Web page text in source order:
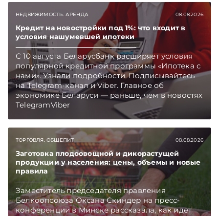
НЕДВИЖИМОСТЬ. АРЕНДА 08.08.2026
Кредит на новостройки под 1%: что входит в
условия нашумевшей ипотеки
С 10 августа Беларусбанк расширяет условия
популярной кредитной программы «Ипотека с
нами». Узнали подробности. Подписывайтесь
на Telegram‑канал и Viber. Главное об
экономике Беларуси — раньше, чем в новостях
TelegramViber
ТОРГОВЛЯ. ОБЩЕПИТ 08.08.2026
Заготовка плодоовощной и дикорастущей
продукции у населения: цены, объемы и новые
правила
Заместитель председателя правления
Белкоопсоюза Оксана Скиндер на пресс-
конференции в Минске рассказала, как идет